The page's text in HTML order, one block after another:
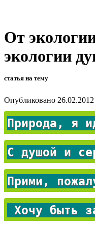
От
экологии
статья на тему
Опубликовано
Природа, я
С душой и
Прими,
Хочу быть